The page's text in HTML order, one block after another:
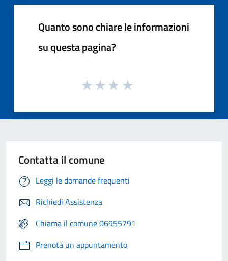
Quanto sono chiare le informazioni
su questa pagina?
Contatta il comune
Leggi le domande frequenti
Richiedi Assistenza
Chiama il comune 06955791
Prenota un appuntamento